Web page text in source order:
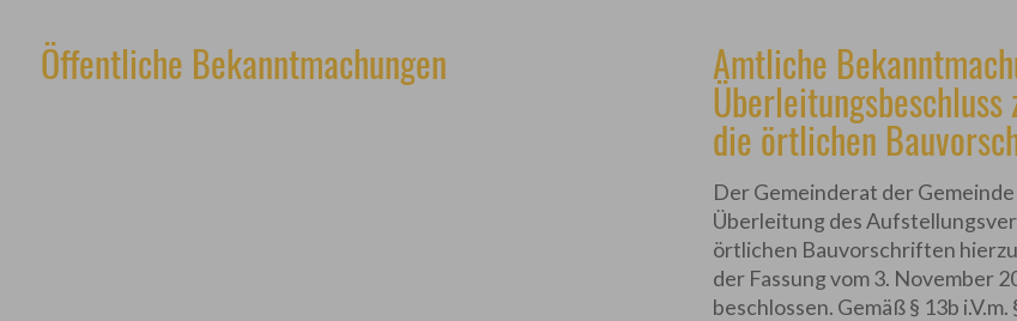
Öffentliche Bekanntmachungen Amtliche
Überleitungsbeschluss
die örtlichen
Der Gemeinderat der
Überleitung des
örtlichen Bauvorschriften
der Fassung vom 3. November
beschlossen. Gemäß § 13b